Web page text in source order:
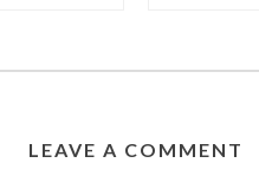
LEAVE A COMMENT